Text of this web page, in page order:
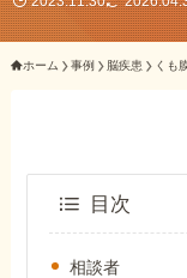
県内
ホーム 事例 脳疾患 くも
目次
相談者